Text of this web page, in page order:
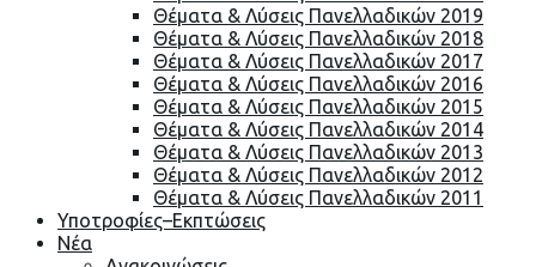
Θέματα & Λύσεις Πανελλαδικών 2019
Θέματα & Λύσεις Πανελλαδικών 2018
Θέματα & Λύσεις Πανελλαδικών 2017
Θέματα & Λύσεις Πανελλαδικών 2016
Θέματα & Λύσεις Πανελλαδικών 2015
Θέματα & Λύσεις Πανελλαδικών 2014
Θέματα & Λύσεις Πανελλαδικών 2013
Θέματα & Λύσεις Πανελλαδικών 2012
Θέματα & Λύσεις Πανελλαδικών 2011
Υποτροφίες–Εκπτώσεις
Nέα